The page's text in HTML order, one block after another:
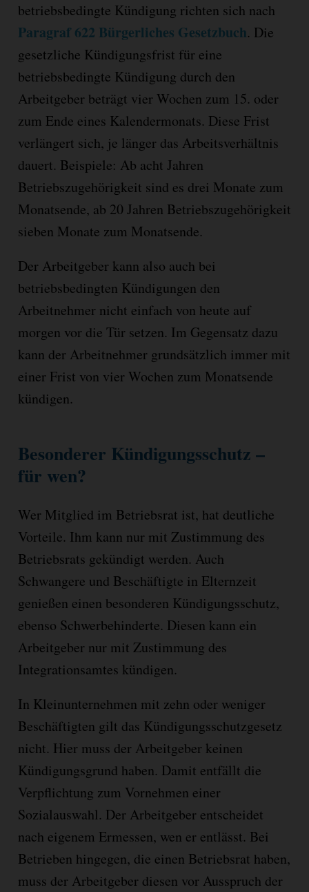
betriebsbedingte Kündigung richten sich nach
Paragraf 622 Bürgerliches Gesetzbuch. Die
gesetzliche Kündigungsfrist für eine
betriebsbedingte Kündigung durch den
Arbeitgeber beträgt vier Wochen zum 15. oder
zum Ende eines Kalendermonats. Diese Frist
verlängert sich, je länger das Arbeitsverhältnis
dauert. Beispiele: Ab acht Jahren
Betriebszugehörigkeit sind es drei Monate zum
Monatsende, ab 20 Jahren Betriebszugehörigkeit
sieben Monate zum Monatsende.
Der Arbeitgeber kann also auch bei
betriebsbedingten Kündigungen den
Arbeitnehmer nicht einfach von heute auf
morgen vor die Tür setzen. Im Gegensatz dazu
kann der Arbeitnehmer grundsätzlich immer mit
einer Frist von vier Wochen zum Monatsende
kündigen.
Besonderer Kündigungsschutz –
für wen?
Wer Mitglied im Betriebsrat ist, hat deutliche
Vorteile. Ihm kann nur mit Zustimmung des
Betriebsrats gekündigt werden. Auch
Schwangere und Beschäftigte in Elternzeit
genießen einen besonderen Kündigungsschutz,
ebenso Schwerbehinderte. Diesen kann ein
Arbeitgeber nur mit Zustimmung des
Integrationsamtes kündigen.
In Kleinunternehmen mit zehn oder weniger
Beschäftigten gilt das Kündigungsschutzgesetz
nicht. Hier muss der Arbeitgeber keinen
Kündigungsgrund haben. Damit entfällt die
Verpflichtung zum Vornehmen einer
Sozialauswahl. Der Arbeitgeber entscheidet
nach eigenem Ermessen, wen er entlässt. Bei
Betrieben hingegen, die einen Betriebsrat haben,
muss der Arbeitgeber diesen vor Ausspruch der